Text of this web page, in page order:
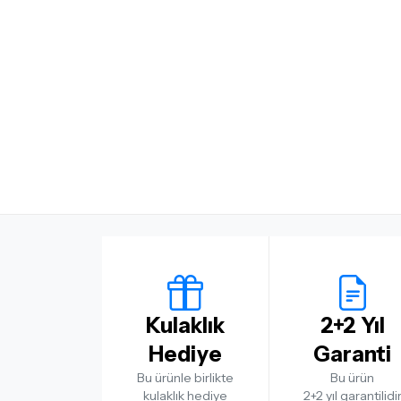
Kulaklık
Hediye
Bu ürünle birlikte
kulaklık hediye
2+2 Yıl
Garanti
Bu ürün
2+2 yıl garantilidir